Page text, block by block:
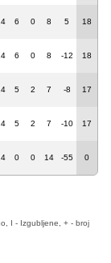
6 0 8 5 18
6 0 8 -12 18
5 2 7 -8 17
5 2 7 -10 17
0 0 14 -55 0
I - Izgubljene, + - broj